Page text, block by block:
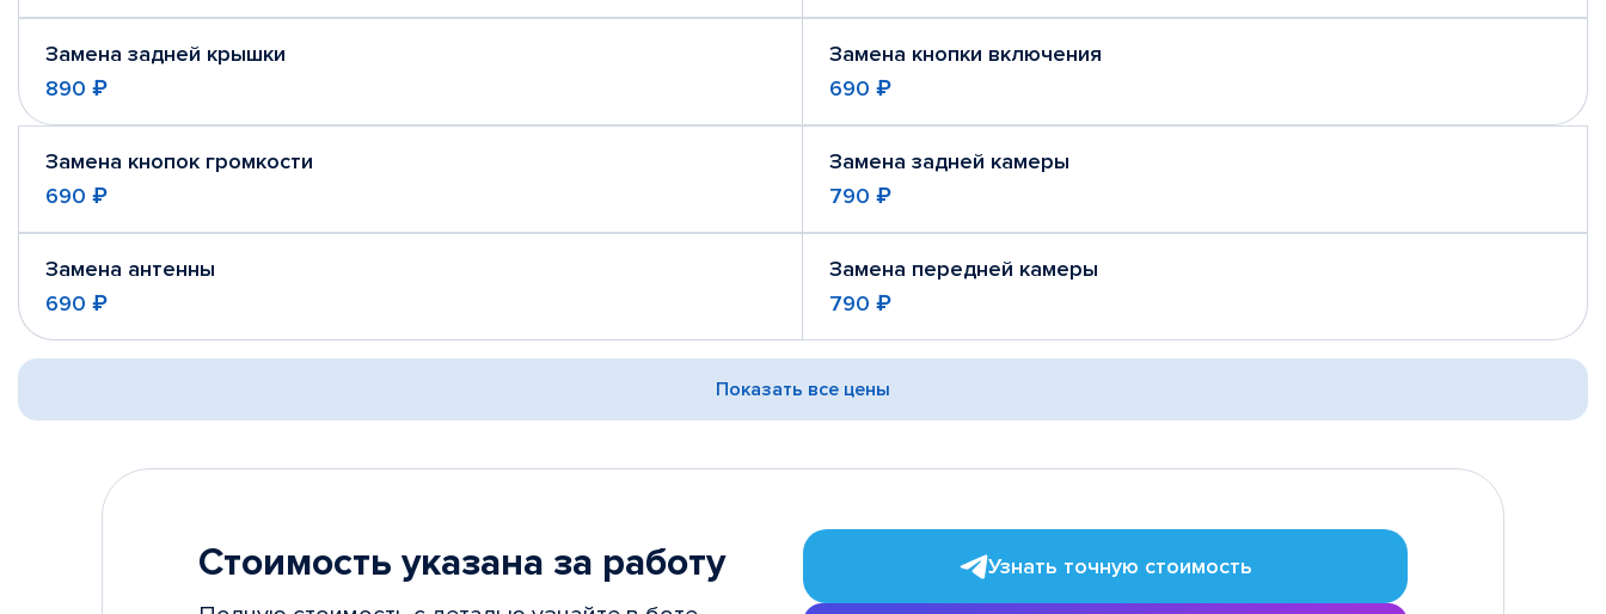
Замена задней крышки
890 ₽
Замена кнопки включения
690 ₽
Замена кнопок громкости
690 ₽
Замена задней камеры
790 ₽
Замена антенны
690 ₽
Замена передней камеры
790 ₽
Показать все цены
Стоимость указана за работу Узнать точную стоимость